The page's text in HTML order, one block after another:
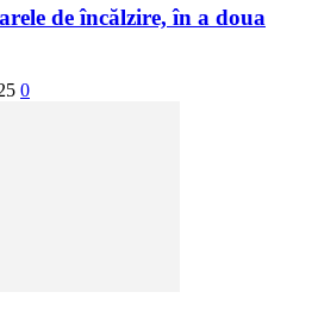
de încălzire, în a doua
0